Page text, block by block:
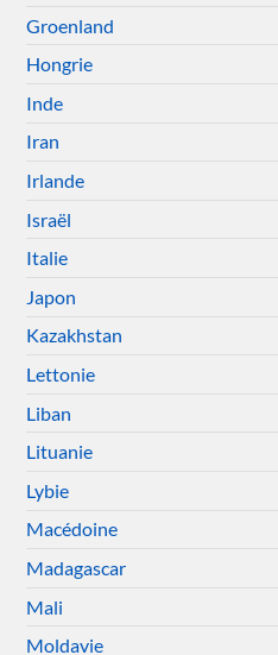
Groenland
Hongrie
Inde
Iran
Irlande
Israël
Italie
Japon
Kazakhstan
Lettonie
Liban
Lituanie
Lybie
Macédoine
Madagascar
Mali
Moldavie